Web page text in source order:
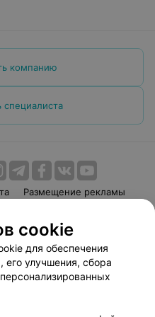
компанию
специалиста
Размещение рекламы
Способы оплаты
Партнеры
103.by
cookie
для обеспечения
его улучшения, сбора